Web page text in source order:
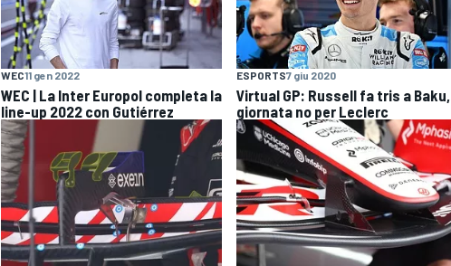
WEC11 gen 2022
WEC | La Inter Europol completa la
line-up 2022 con Gutiérrez
ESPORTS7 giu 2020
Virtual GP: Russell fa tris a Baku,
giornata no per Leclerc